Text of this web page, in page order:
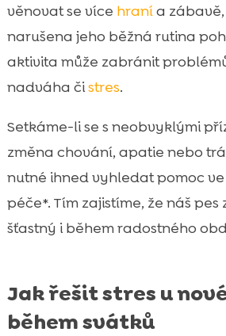
věnovat se více hranía
narušena jeho běžná rutina
aktivita může zabránit
nadváha čistres.
Setkáme-li se s neobvyklými
změna chování, apatie nebo
nutné ihned vyhledat pomoc
péče*. Tím zajistíme, že náš
šťastný i během radostného
Jak řešit stres u
během svátků